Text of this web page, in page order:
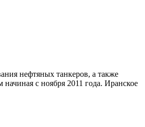
нефтяных танкеров, а также
с ноября 2011 года. Иранское